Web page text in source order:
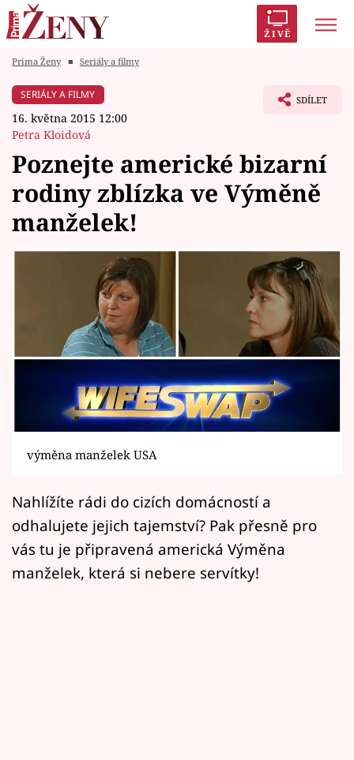
ŽIVĚ
Módní alarm
Témata
Celebrity
Horoskopy
Sledujte prima+
Filmový festival Karlovy Vary
Mámy sobě
Přihlášení
Prima Ženy ■ Seriály a filmy
SERIÁLY A FILMY
16. května 2015 12:00
Petra Kloidová
SDÍLET
Poznejte americké bizarní
rodiny zblízka ve Výměně
manželek!
výměna manželek USA
Nahlížíte rádi do cizích domácností a
odhalujete jejich tajemství? Pak přesně pro
vás tu je připravená americká Výměna
manželek, která si nebere servítky!